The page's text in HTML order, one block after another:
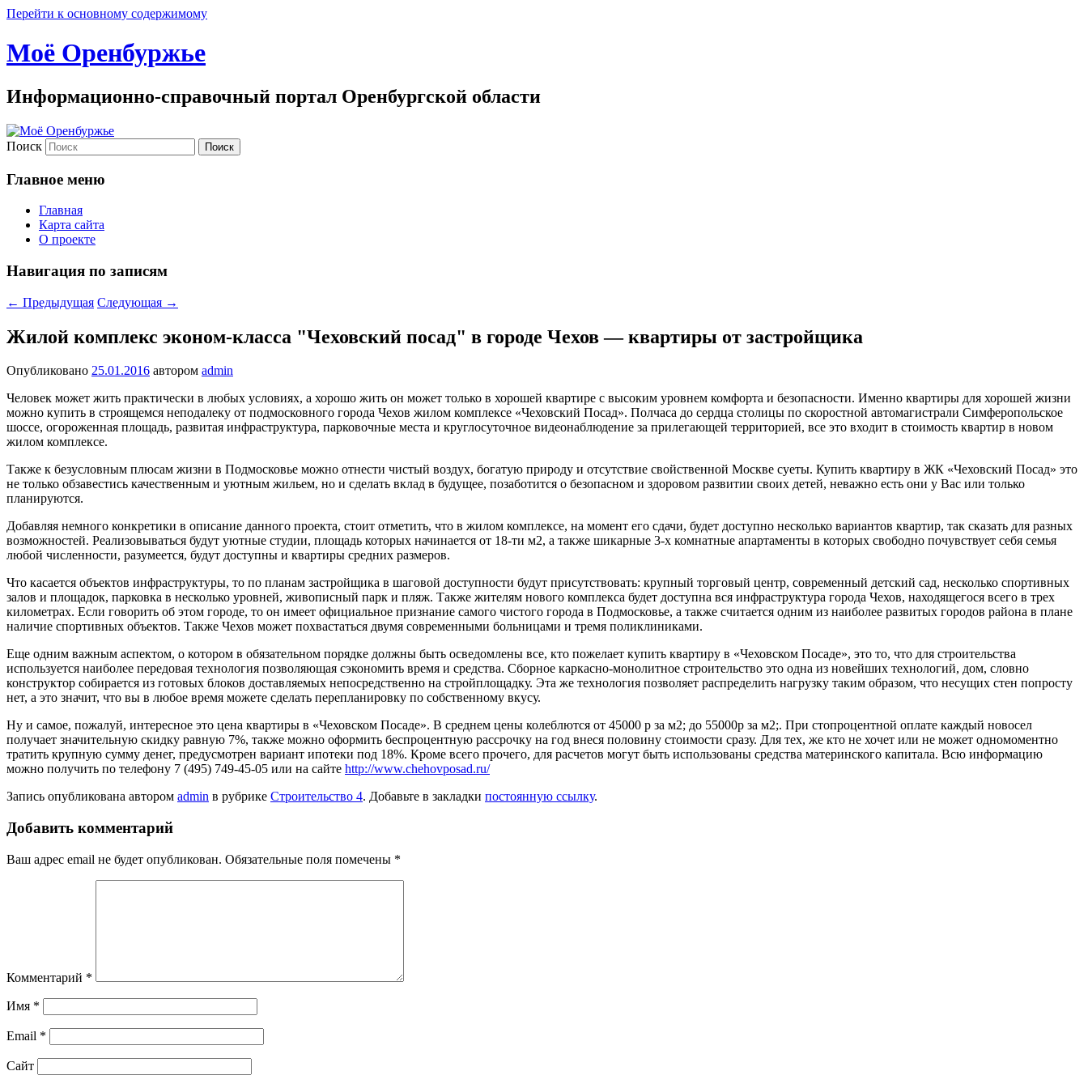
Перейти к основному содержимому
Моё Оренбуржье
Информационно-справочный портал Оренбургской области
Поиск
Главное меню
Главная
Карта сайта
О проекте
Навигация по записям
← Предыдущая Следующая →
Жилой комплекс эконом-класса "Чеховский посад" в городе Чехов — квартиры от застройщика
Опубликовано 25.01.2016 автором admin
Человек может жить практически в любых условиях, а хорошо жить он может только в хорошей квартире с высоким уровнем комфорта и безопасности. Именно квартиры для хорошей жизни
можно купить в строящемся неподалеку от подмосковного города Чехов жилом комплексе «Чеховский Посад». Полчаса до сердца столицы по скоростной автомагистрали Симферопольское
шоссе, огороженная площадь, развитая инфраструктура, парковочные места и круглосуточное видеонаблюдение за прилегающей территорией, все это входит в стоимость квартир в новом
жилом комплексе.
Также к безусловным плюсам жизни в Подмосковье можно отнести чистый воздух, богатую природу и отсутствие свойственной Москве суеты. Купить квартиру в ЖК «Чеховский Посад» это
не только обзавестись качественным и уютным жильем, но и сделать вклад в будущее, позаботится о безопасном и здоровом развитии своих детей, неважно есть они у Вас или только
планируются.
Добавляя немного конкретики в описание данного проекта, стоит отметить, что в жилом комплексе, на момент его сдачи, будет доступно несколько вариантов квартир, так сказать для разных
возможностей. Реализовываться будут уютные студии, площадь которых начинается от 18-ти м2, а также шикарные 3-х комнатные апартаменты в которых свободно почувствует себя семья
любой численности, разумеется, будут доступны и квартиры средних размеров.
Что касается объектов инфраструктуры, то по планам застройщика в шаговой доступности будут присутствовать: крупный торговый центр, современный детский сад, несколько спортивных
залов и площадок, парковка в несколько уровней, живописный парк и пляж. Также жителям нового комплекса будет доступна вся инфраструктура города Чехов, находящегося всего в трех
километрах. Если говорить об этом городе, то он имеет официальное признание самого чистого города в Подмосковье, а также считается одним из наиболее развитых городов района в плане
наличие спортивных объектов. Также Чехов может похвастаться двумя современными больницами и тремя поликлиниками.
Еще одним важным аспектом, о котором в обязательном порядке должны быть осведомлены все, кто пожелает купить квартиру в «Чеховском Посаде», это то, что для строительства
используется наиболее передовая технология позволяющая сэкономить время и средства. Сборное каркасно-монолитное строительство это одна из новейших технологий, дом, словно
конструктор собирается из готовых блоков доставляемых непосредственно на стройплощадку. Эта же технология позволяет распределить нагрузку таким образом, что несущих стен попросту
нет, а это значит, что вы в любое время можете сделать перепланировку по собственному вкусу.
Ну и самое, пожалуй, интересное это цена квартиры в «Чеховском Посаде». В среднем цены колеблются от 45000 р за м2; до 55000р за м2;. При стопроцентной оплате каждый новосел
получает значительную скидку равную 7%, также можно оформить беспроцентную рассрочку на год внеся половину стоимости сразу. Для тех, же кто не хочет или не может одномоментно
тратить крупную сумму денег, предусмотрен вариант ипотеки под 18%. Кроме всего прочего, для расчетов могут быть использованы средства материнского капитала. Всю информацию
можно получить по телефону 7 (495) 749-45-05 или на сайте http://www.chehovposad.ru/
Запись опубликована автором admin в рубрике Строительство 4. Добавьте в закладки постоянную ссылку.
Добавить комментарий
Ваш адрес email не будет опубликован. Обязательные поля помечены *
Комментарий *
Имя *
Email *
Сайт